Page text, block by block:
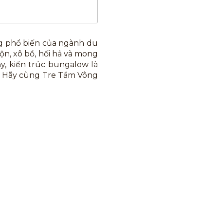
biến của ngành du
xô bồ, hối hả và mong
kiến trúc bungalow là
cùng Tre Tầm Vông